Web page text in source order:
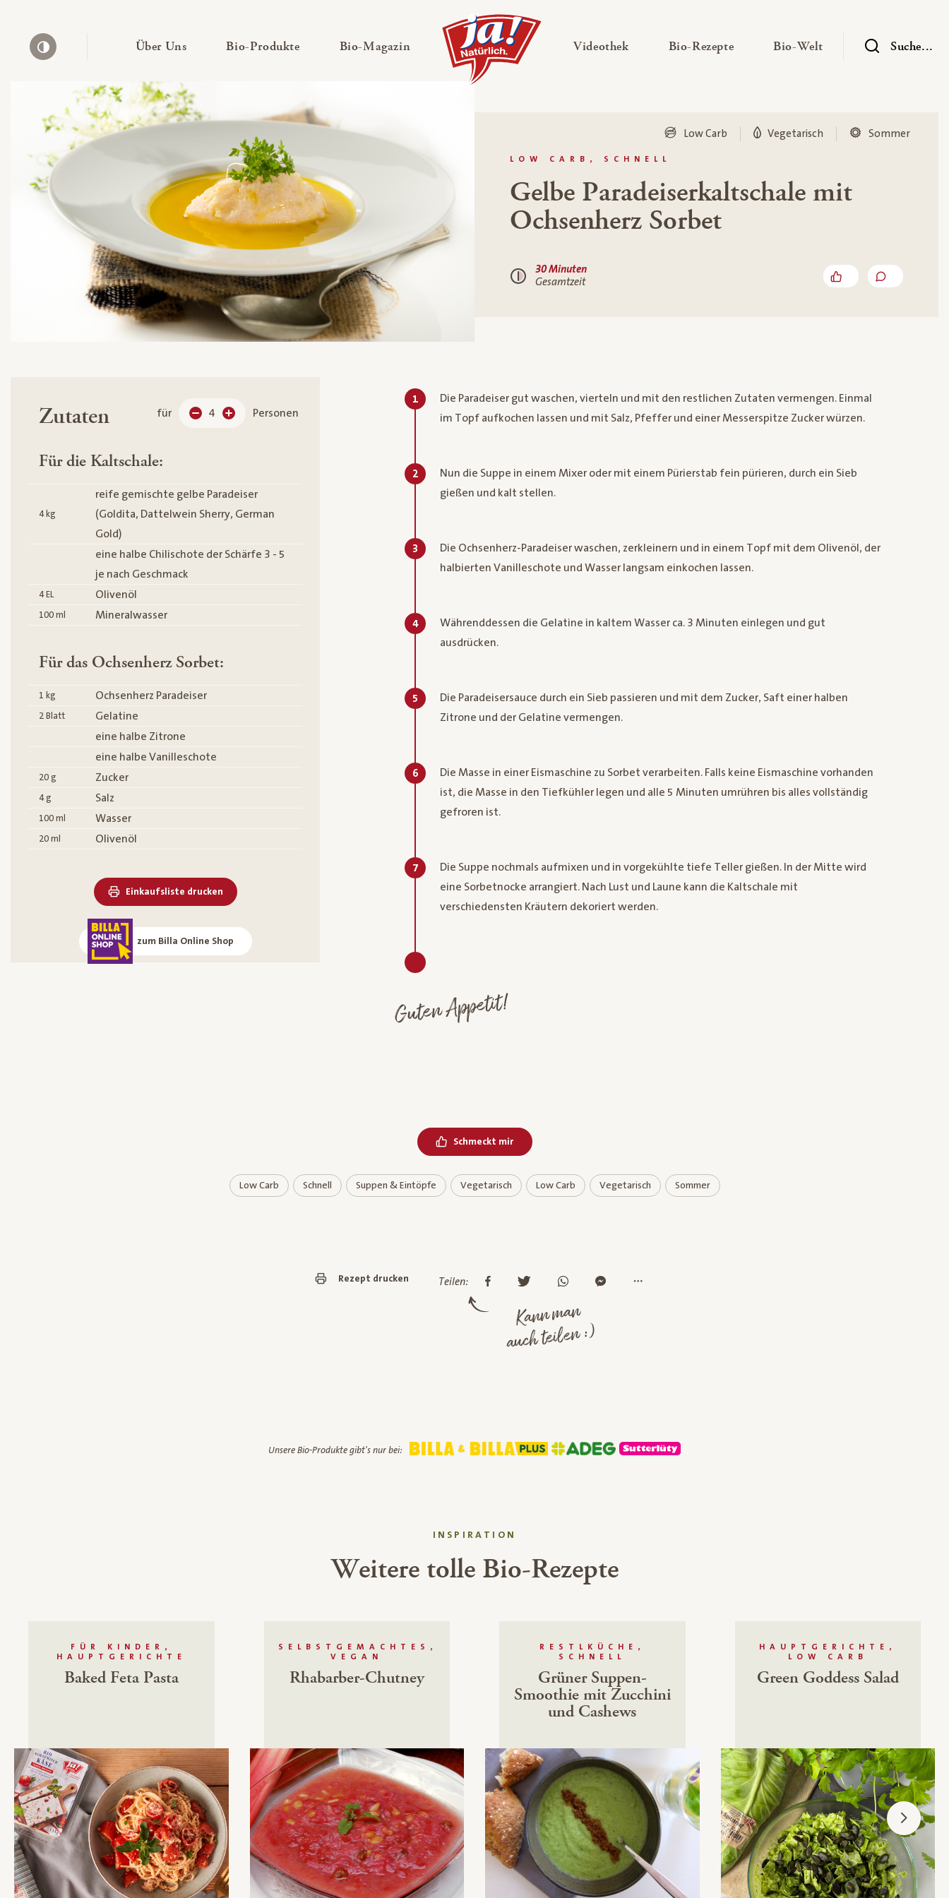
Über Uns— Untermenü ausklappen
Bio-Produkte— Untermenü ausklappen
Bio-Magazin — Untermenü ausklappen Videothek— Untermenü ausklappen
Bio-Rezepte— Untermenü ausklappen
Bio-Welt — UntermenüSuche...
LOW CARB, SCHNELL
Low Carb Vegetarisch Sommer
Gelbe Paradeiserkaltschale mit
Ochsenherz Sorbet
30 Minuten
Gesamtzeit
Zutaten für 4 Personen
Für die Kaltschale:
4 kg
reife gemischte gelbe Paradeiser
(Goldita, Dattelwein Sherry, German
Gold)
eine halbe Chilischote der Schärfe 3 - 5
je nach Geschmack
4 EL Olivenöl
100 ml Mineralwasser
Für das Ochsenherz Sorbet:
1 kg Ochsenherz Paradeiser
2 Blatt
Gelatine
eine halbe Zitrone
eine halbe Vanilleschote
20 g Zucker
4 g Salz
100 ml Wasser
20 ml Olivenöl
Einkaufsliste drucken
zum Billa Online Shop
1
Die Paradeiser gut waschen, vierteln und mit den restlichen Zutaten vermengen. Einmal
im Topf aufkochen lassen und mit Salz, Pfeffer und einer Messerspitze Zucker würzen.
2
Nun die Suppe in einem Mixer oder mit einem Pürierstab fein pürieren, durch ein Sieb
gießen und kalt stellen.
3
Die Ochsenherz-Paradeiser waschen, zerkleinern und in einem Topf mit dem Olivenöl, der
halbierten Vanilleschote und Wasser langsam einkochen lassen.
4
Währenddessen die Gelatine in kaltem Wasser ca. 3 Minuten einlegen und gut
ausdrücken.
5
Die Paradeisersauce durch ein Sieb passieren und mit dem Zucker, Saft einer halben
Zitrone und der Gelatine vermengen.
6
Die Masse in einer Eismaschine zu Sorbet verarbeiten. Falls keine Eismaschine vorhanden
ist, die Masse in den Tiefkühler legen und alle 5 Minuten umrühren bis alles vollständig
gefroren ist.
7
Die Suppe nochmals aufmixen und in vorgekühlte tiefe Teller gießen. In der Mitte wird
eine Sorbetnocke arrangiert. Nach Lust und Laune kann die Kaltschale mit
verschiedensten Kräutern dekoriert werden.
Guten Appetit!
Schmeckt mir
Low Carb Schnell Suppen & Eintöpfe Vegetarisch Low Carb Vegetarisch Sommer
Rezept drucken Teilen:
Kann man
auch teilen :)
Unsere Bio-Produkte gibt's nur bei:
INSPIRATION
Weitere tolle Bio-Rezepte
FÜR KINDER,
HAUPTGERICHTE
Baked Feta Pasta
SELBSTGEMACHTES,
VEGAN
Rhabarber-Chutney
RESTLKÜCHE,
SCHNELL
Grüner Suppen-
Smoothie mit Zucchini
und Cashews
HAUPTGERICHTE,
LOW CARB
Green Goddess Salad